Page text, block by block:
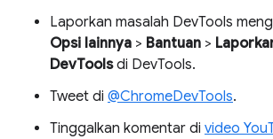
Laporkan masalah DevTools
Opsi lainnya > Bantuan >
DevToolsdi DevTools.
Tweet di @ChromeDevTools.
Tinggalkan komentar di video